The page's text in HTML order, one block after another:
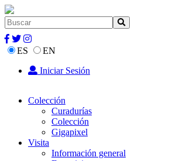
ES
EN
Iniciar Sesión
Colección
Curadurías
Colección
Gigapixel
Visita
Información general